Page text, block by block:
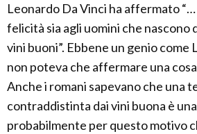
Leonardo Da Vinci ha affermato
felicità sia agli uomini che nascono
vini buoni”. Ebbene un genio come
non poteva che affermare una
Anche i romani sapevano che una
contraddistinta dai vini buona è
probabilmente per questo motivo